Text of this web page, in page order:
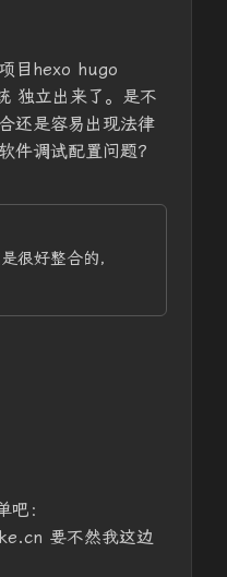
目hexo hugo
独立出来了。是不
还是容易出现法律
件调试配置问题？
很好整合的，
：
要不然我这边